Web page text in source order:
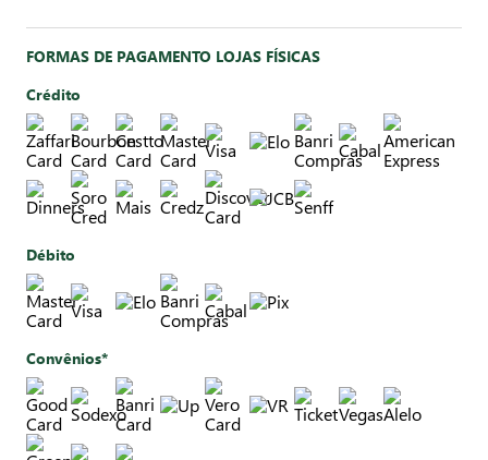
FORMAS DE PAGAMENTO LOJAS FÍSICAS
Crédito
Débito
Convênios*